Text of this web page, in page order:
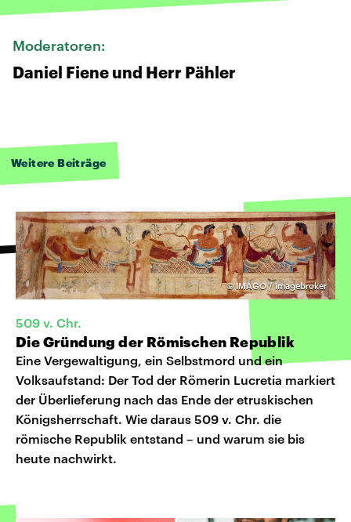
Moderatoren:
Daniel Fiene und Herr Pähler
Weitere Beiträge
©IMAGO / imagebroker
509 v. Chr.
Die Gründung der Römischen Republik
Eine Vergewaltigung, ein Selbstmord und ein
Volksaufstand: Der Tod der Römerin Lucretia markiert
der Überlieferung nach das Ende der etruskischen
Königsherrschaft. Wie daraus 509 v. Chr. die
römische Republik entstand – und warum sie bis
heute nachwirkt.